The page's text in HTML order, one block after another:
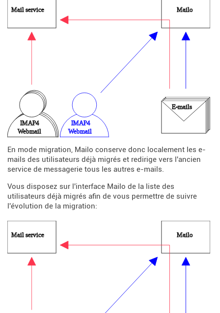
En mode migration, Mailo conserve donc localement les e-
mails des utilisateurs déjà migrés et redirige vers l'ancien
service de messagerie tous les autres e-mails.
Vous disposez sur l'interface Mailo de la liste des
utilisateurs déjà migrés afin de vous permettre de suivre
l'évolution de la migration: